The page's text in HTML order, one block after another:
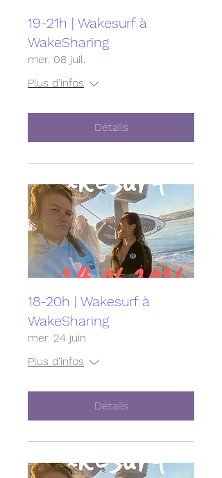
19-21h | Wakesurf à
WakeSharing
mer. 08 juil.
Plus d'infos
Détails
18-20h | Wakesurf à
WakeSharing
mer. 24 juin
Plus d'infos
Détails